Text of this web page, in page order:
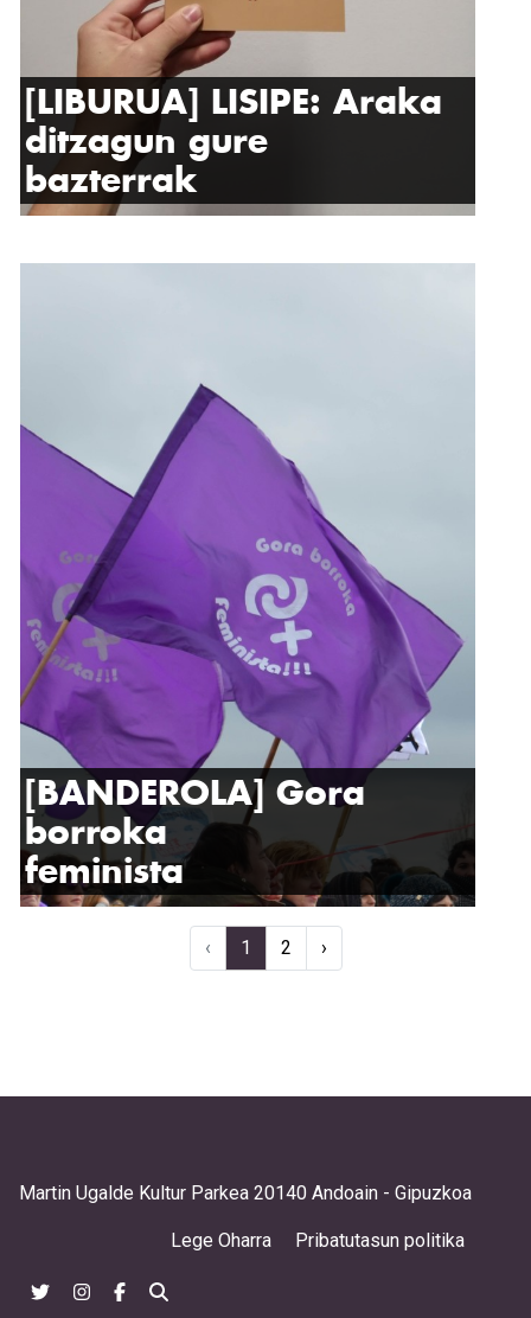
[LIBURUA] LISIPE: Araka
ditzagun gure
bazterrak
[BANDEROLA] Gora
borroka
feminista
‹ 1 2 ›
Martin Ugalde Kultur Parkea 20140 Andoain - Gipuzkoa
Lege Oharra Pribatutasun politika
@ehbilgunefeminista
@bilgune_feminista
@bilgune.feminista